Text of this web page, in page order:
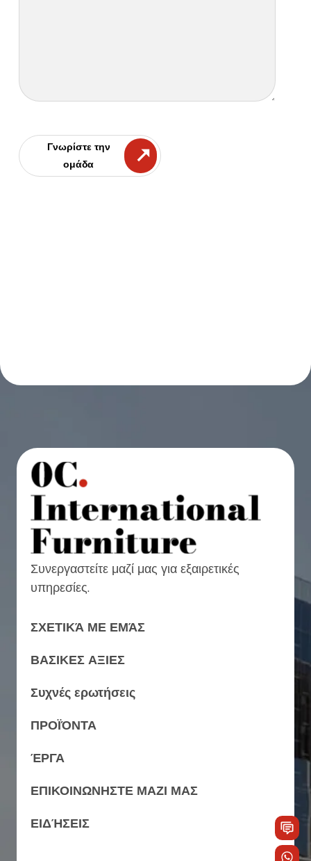
Γνωρίστε την
ομάδα
Συνεργαστείτε μαζί μας για εξαιρετικές
υπηρεσίες.
ΣΧΕΤΙΚΆ ΜΕ ΕΜΆΣ
ΒΑΣΙΚΕΣ ΑΞΙΕΣ
Συχνές ερωτήσεις
ΠΡΟΪΌΝΤΑ
ΈΡΓΑ
ΕΠΙΚΟΙΝΩΝΗΣΤΕ ΜΑΖΙ ΜΑΣ
ΕΙΔΉΣΕΙΣ